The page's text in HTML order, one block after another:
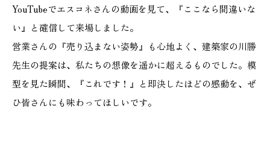
YouTubeでエスコネさんの動画を見て、『ここなら間違いな
い』と確信して来場しました。
営業さんの『売り込まない姿勢』も心地よく、建築家の川勝
先生の提案は、私たちの想像を遥かに超えるものでした。模
型を見た瞬間、『これです！』と即決したほどの感動を、ぜ
ひ皆さんにも味わってほしいです。